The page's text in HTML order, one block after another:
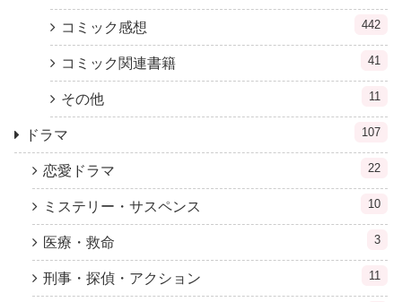
コミック感想 442
コミック関連書籍 41
その他 11
ドラマ 107
恋愛ドラマ 22
ミステリー・サスペンス 10
医療・救命 3
刑事・探偵・アクション 11